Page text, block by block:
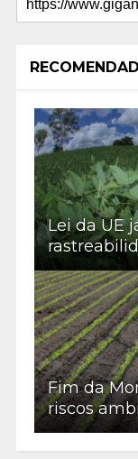
Lei da UE
Fim da
riscos